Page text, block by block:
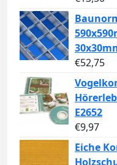
€52,75
E2652
€9,97
Eiche